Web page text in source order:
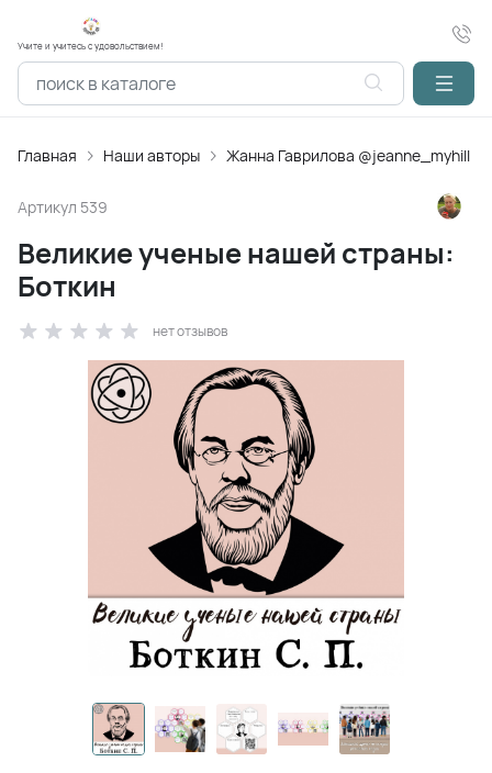
Учите и учитесь с удовольствием!
Главная Наши авторы Жанна Гаврилова @jeanne_myhill
Артикул 539
Великие ученые нашей страны:
Боткин
нет отзывов